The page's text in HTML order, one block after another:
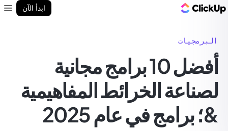
ابدأ الآن
البرمجيات
أفضل 10 برامج مجانية
لصناعة الخرائط المفاهيمية
&؛ برامج في عام 2025